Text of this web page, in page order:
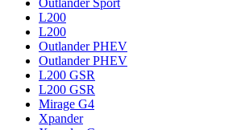
Outlander Sport
L200
L200
Outlander PHEV
Outlander PHEV
L200 GSR
L200 GSR
Mirage G4
Xpander